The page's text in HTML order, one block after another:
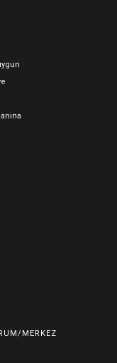
MERKEZ